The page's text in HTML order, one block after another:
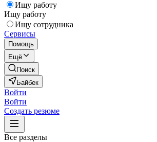
Ищу работу
Ищу работу
Ищу сотрудника
Сервисы
Помощь
Ещё
Поиск
Байбек
Войти
Войти
Создать резюме
Все разделы